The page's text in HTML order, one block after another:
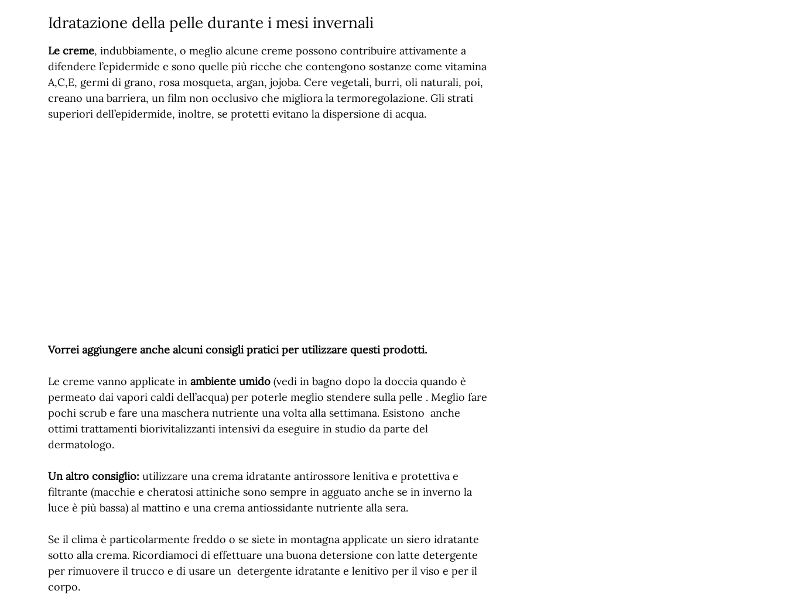
Idratazione della pelle durante i mesi invernali
Le creme, indubbiamente, o meglio alcune creme possono contribuire attivamente a
difendere l’epidermide e sono quelle più ricche che contengono sostanze come vitamina
A,C,E, germi di grano, rosa mosqueta, argan, jojoba. Cere vegetali, burri, oli naturali, poi,
creano una barriera, un film non occlusivo che migliora la termoregolazione. Gli strati
superiori dell’epidermide, inoltre, se protetti evitano la dispersione di acqua.
Vorrei aggiungere anche alcuni consigli pratici per utilizzare questi prodotti.
Le creme vanno applicate in ambiente umido (vedi in bagno dopo la doccia quando è
permeato dai vapori caldi dell’acqua) per poterle meglio stendere sulla pelle . Meglio fare
pochi scrub e fare una maschera nutriente una volta alla settimana. Esistono anche
ottimi trattamenti biorivitalizzanti intensivi da eseguire in studio da parte del
dermatologo.
Un altro consiglio: utilizzare una crema idratante antirossore lenitiva e protettiva e
filtrante (macchie e cheratosi attiniche sono sempre in agguato anche se in inverno la
luce è più bassa) al mattino e una crema antiossidante nutriente alla sera.
Se il clima è particolarmente freddo o se siete in montagna applicate un siero idratante
sotto alla crema. Ricordiamoci di effettuare una buona detersione con latte detergente
per rimuovere il trucco e di usare un detergente idratante e lenitivo per il viso e per il
corpo.